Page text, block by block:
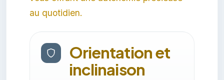
au quotidien.
Orientation et
inclinaison